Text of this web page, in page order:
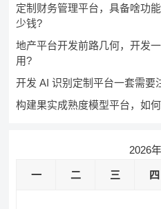
定制财务管理平台，具备啥功
少钱?
地产平台开发前路几何，开发
用?
开发 AI 识别定制平台一套需要
构建果实成熟度模型平台，如
2026
一 二 三 四